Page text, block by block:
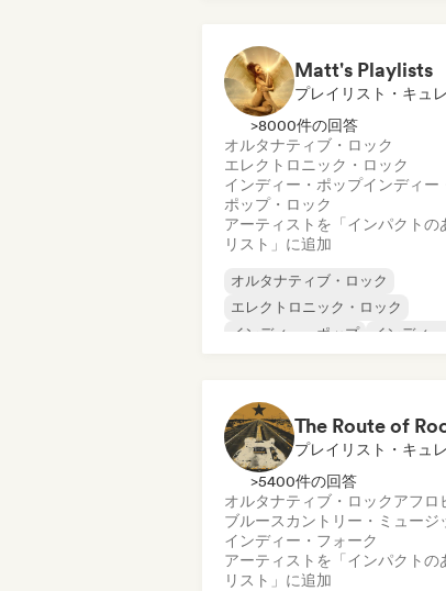
Matt's Playlists
プレイリスト・キュ
>8000件の回答
オルタナティブ・ロック
エレクトロニック・ロック
インディー・ポップインディー
ポップ・ロック
アーティストを「インパクトの
リスト」に追加
オルタナティブ・ロック
エレクトロニック・ロック
インディー・ポップ
インディ
The Route of
プレイリスト・キュ
>5400件の回答
オルタナティブ・ロックアフロ
ブルース カントリー・ミュージ
インディー・フォーク
アーティストを「インパクトの
リスト」に追加